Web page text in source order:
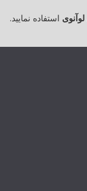
لوآنوی استفاده نمایید.